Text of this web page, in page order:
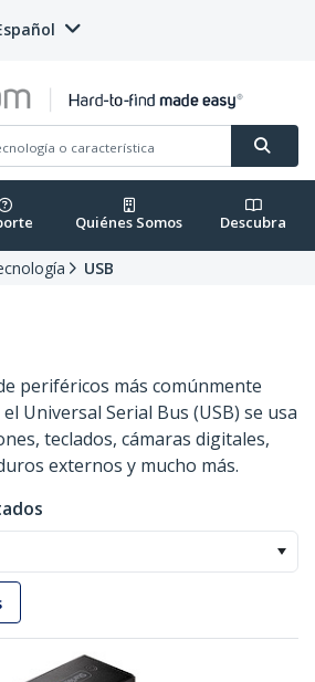
Quiénes Somos Descubra
USB
periféricos más comúnmente
Universal Serial Bus (USB) se usa
teclados, cámaras digitales,
externos y mucho más.